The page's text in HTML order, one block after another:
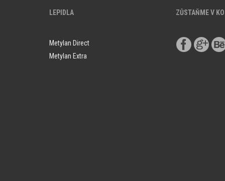
LEPIDLA
Metylan Direct
Metylan Extra
ZŮSTAŇME V